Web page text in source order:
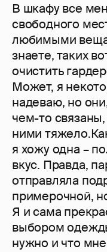
В шкафу все
свободного
любимыми
знаете, таких
очистить
Может, я
надеваю, но
чем-то связаны,
ними
я хожу одна –
вкус. Правда,
отправляла
примерочной,
Я и сама
выбором
нужно и что